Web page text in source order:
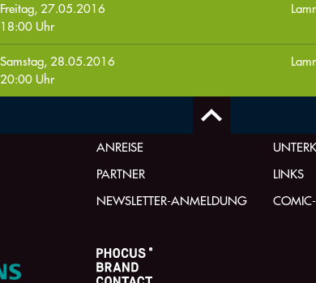
Freitag, 27.05.2016
18:00 Uhr
Samstag, 28.05.2016
20:00 Uhr
ANREISE
PARTNER
LINKS
NEWSLETTER-ANMELDUNG